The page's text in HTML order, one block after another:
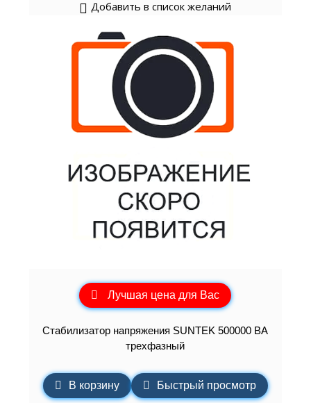
Добавить в список желаний
Лучшая цена для Вас
Стабилизатор напряжения SUNTEK 500000 ВА
трехфазный
В корзину Быстрый просмотр